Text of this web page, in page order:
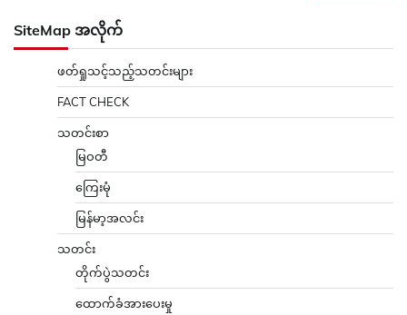
SiteMap အလိုက်
ဖတ်ရှုသင့်သည့်သတင်းများ
FACT CHECK
သတင်းစာ
မြဝတီ
ကြေးမုံ
မြန်မာ့အလင်း
သတင်း
တိုက်ပွဲသတင်း
ထောက်ခံအားပေးမှု